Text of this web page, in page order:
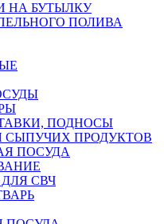
НА БУТЫЛКУ
ПОЛИВА
ПОДНОСЫ
СЫПУЧИХ ПРОДУКТОВ
ПОСУДА
СВЧ